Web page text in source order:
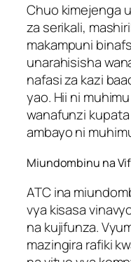
Chuo kimejenga
za serikali,
makampuni
unarahisisha
nafasi za kazi
yao. Hii ni
wanafunzi
ambayo ni
Miundombinu na
ATC ina
vya kisasa
na kujifunza.
mazingira rafiki